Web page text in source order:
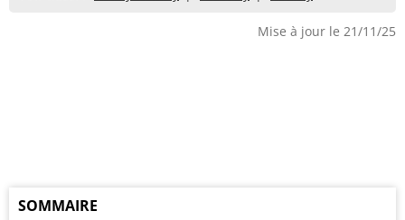
Mise à jour le 21/11/25
SOMMAIRE